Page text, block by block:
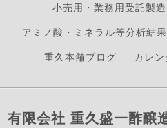
小売用・業務用受託製
アミノ酸・ミネラル等分析結果
重久本舗ブログ カレン
有限会社 重久盛一酢醸